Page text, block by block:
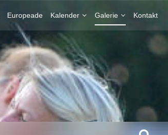
Europeade Kalender Galerie Kontakt